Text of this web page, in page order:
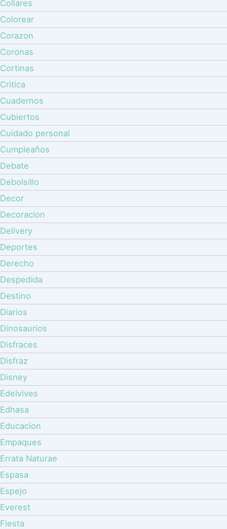
Collares
Colorear
Corazon
Coronas
Cortinas
Critica
Cuadernos
Cubiertos
Cuidado personal
Cumpleaños
Debate
Debolsillo
Decor
Decoracion
Delivery
Deportes
Derecho
Despedida
Destino
Diarios
Dinosaurios
Disfraces
Disfraz
Disney
Edelvives
Edhasa
Educacion
Empaques
Errata Naturae
Espasa
Espejo
Everest
Fiesta